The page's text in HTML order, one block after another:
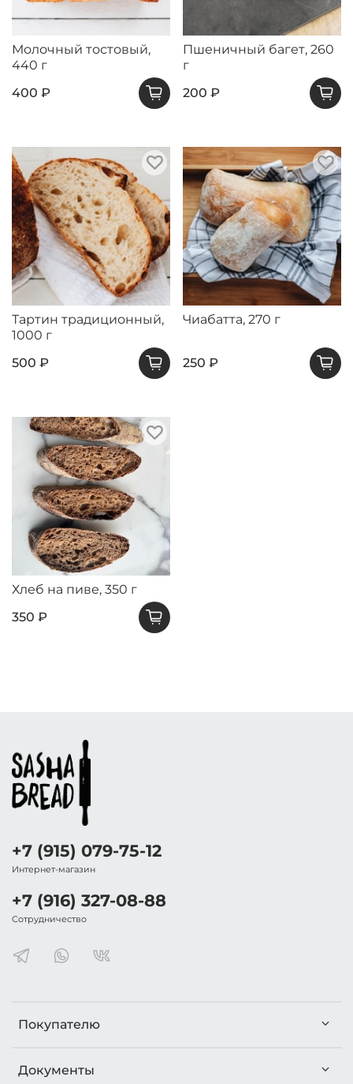
Молочный тостовый,
440 г
400 ₽
Пшеничный багет, 260
г
200 ₽
Тартин традиционный,
1000 г
500 ₽
Чиабатта, 270 г
250 ₽
Хлеб на пиве, 350 г
350 ₽
Покупателю
Документы
+7 (915) 079-75-12
Интернет-магазин
+7 (916) 327-08-88
Сотрудничество